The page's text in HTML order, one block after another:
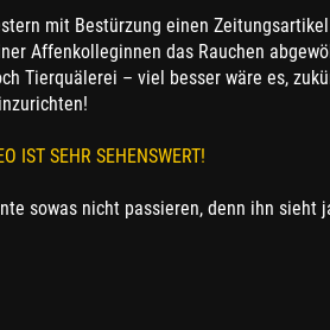
mit Bestürzung einen
Affenkolleginnen das Rauchen
Tierquälerei – viel besser wäre es,
IST SEHR SEHENSWERT!
sowas nicht passieren, denn ihn sieht